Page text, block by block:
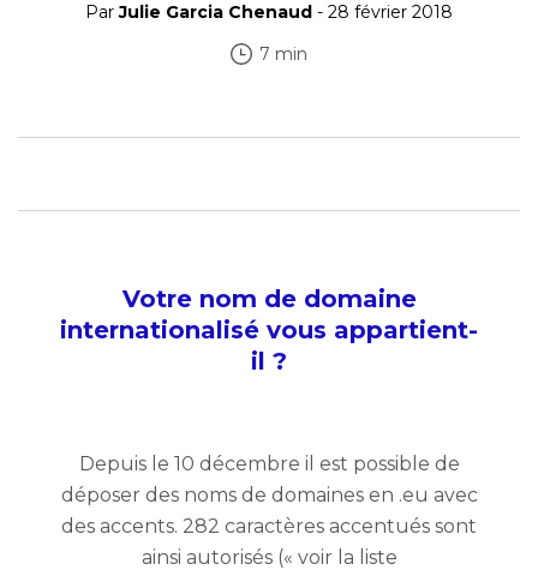
ParJulie Garcia Chenaud - 28 février 2018
7 min
Votre nom de domaine
internationalisé vous appartient-
il ?
Depuis le 10 décembre il est possible de
déposer des noms de domaines en .eu avec
des accents. 282 caractères accentués sont
ainsi autorisés (« voir la liste